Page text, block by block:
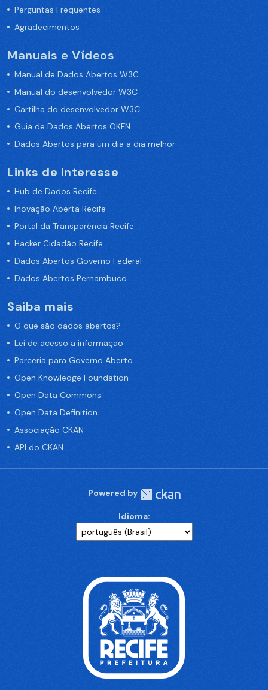
Perguntas Frequentes
Agradecimentos
Manuais e Vídeos
Manual de Dados Abertos W3C
Manual do desenvolvedor W3C
Cartilha do desenvolvedor W3C
Guia de Dados Abertos OKFN
Dados Abertos para um dia a dia melhor
Links de Interesse
Hub de Dados Recife
Inovação Aberta Recife
Portal da Transparência Recife
Hacker Cidadão Recife
Dados Abertos Governo Federal
Dados Abertos Pernambuco
Saiba mais
O que são dados abertos?
Lei de acesso a informação
Parceria para Governo Aberto
Open Knowledge Foundation
Open Data Commons
Open Data Definition
Associação CKAN
API do CKAN
Powered by
Idioma